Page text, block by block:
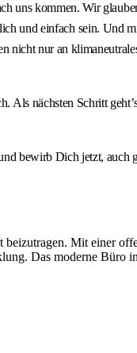
uns kommen. Wir
und einfach sein. Und
nicht nur an
nächsten Schritt
bewirb Dich jetzt, auch
Mit einer
Das moderne Büro